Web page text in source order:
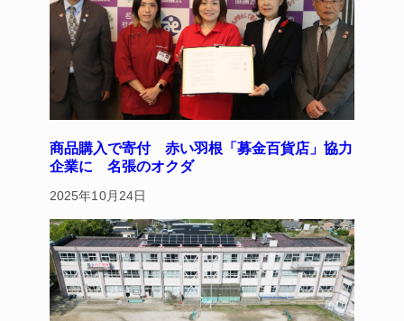
k
商品購入で寄付 赤い羽根「募金百貨店」協力
企業に 名張のオクダ
2025年10月24日